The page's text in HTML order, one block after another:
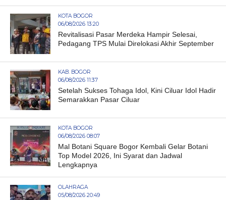
KOTA BOGOR
06/08/2026 13:20
Revitalisasi Pasar Merdeka Hampir Selesai,
Pedagang TPS Mulai Direlokasi Akhir September
KAB. BOGOR
06/08/2026 11:37
Setelah Sukses Tohaga Idol, Kini Ciluar Idol Hadir
Semarakkan Pasar Ciluar
KOTA BOGOR
06/08/2026 08:07
Mal Botani Square Bogor Kembali Gelar Botani
Top Model 2026, Ini Syarat dan Jadwal
Lengkapnya
OLAHRAGA
05/08/2026 20:49